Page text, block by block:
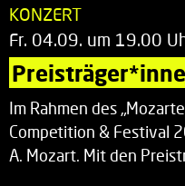
KONZERT
Fr. 04.09. um 19.00
Im Rahmen des
Competition & Festival
A. Mozart. Mit den